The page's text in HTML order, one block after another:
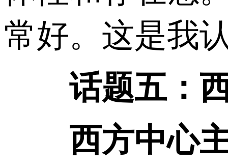
常好。这是我
话题五：
西方中心主